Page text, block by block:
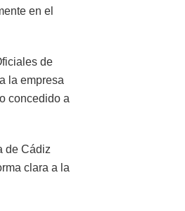
en el
de
la empresa
concedido a
de Cádiz
clara a la